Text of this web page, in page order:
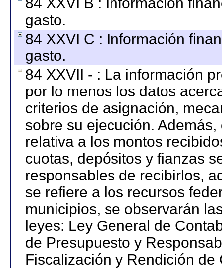
gasto.
84 XXVI C : Información
gasto.
84 XXVII - : La información
por lo menos los datos
criterios de asignación,
sobre su ejecución.
relativa a los montos
cuotas, depósitos y fianzas
responsables de recibirlos,
se refiere a los recursos
municipios, se observarán
leyes: Ley General de
de Presupuesto y
Fiscalización y Rendición